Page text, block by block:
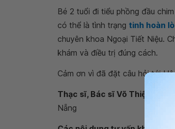
Bé 2 tuổi đi tiểu phồng đầu
có thể là tình trạng tinh hoàn
chuyên khoa Ngoại Tiết Niệu.
khám và điều trị đúng cách.
Cảm ơn vì đã đặt câu hỏi tới
Thạc sĩ, Bác sĩ Võ Thiện Ngôn
Nẵng